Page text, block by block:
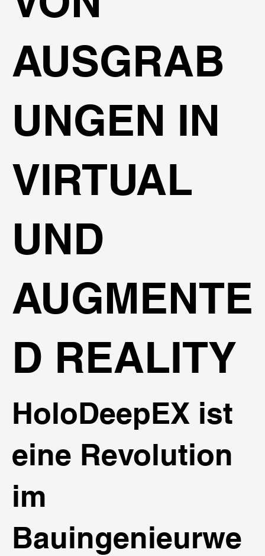
AUSGRAB
UNGEN IN
VIRTUAL
UND
AUGMENTE
D REALITY
HoloDeepEX ist
eine Revolution
im
Bauingenieurwe